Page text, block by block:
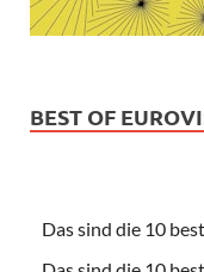
BEST OF
Das sind die 10